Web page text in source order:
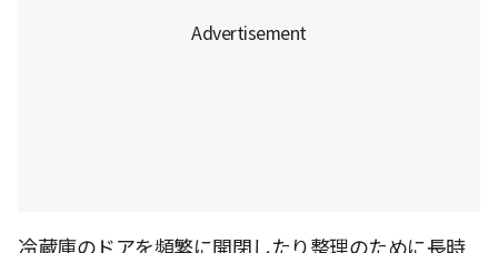
冷蔵庫のドアを頻繁に開閉したり整理のために長時